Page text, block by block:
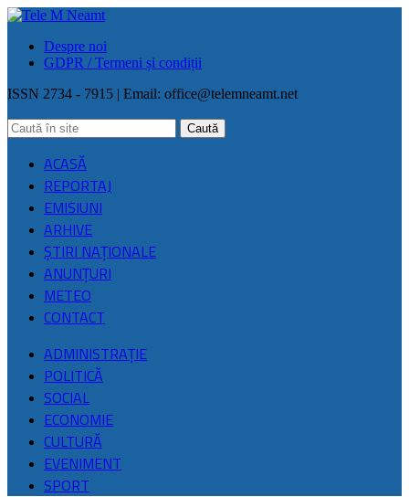
Despre noi
GDPR / Termeni și condiții
ISSN 2734 - 7915 | Email: office@telemneamt.net
ACASĂ
REPORTAJ
EMISIUNI
ARHIVE
ŞTIRI NAŢIONALE
ANUNȚURI
METEO
CONTACT
ADMINISTRAȚIE
POLITICĂ
SOCIAL
ECONOMIE
CULTURĂ
EVENIMENT
SPORT